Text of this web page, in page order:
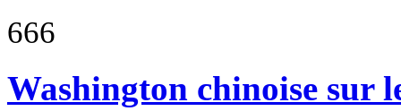
666
Washington chinoise sur